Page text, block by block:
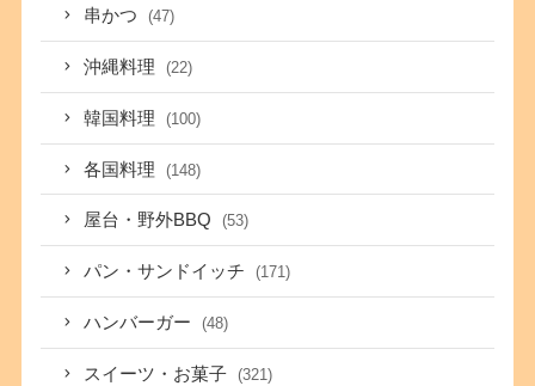
串かつ (47)
沖縄料理 (22)
韓国料理 (100)
各国料理 (148)
屋台・野外BBQ (53)
パン・サンドイッチ (171)
ハンバーガー (48)
スイーツ・お菓子 (321)